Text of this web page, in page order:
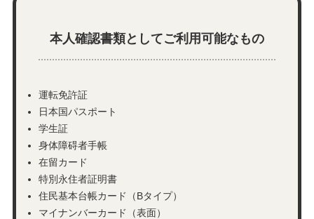
本人確認書類としてご利用可能なもの
運転免許証
日本国パスポート
学生証
身体障碍者手帳
在留カード
特別永住者証明書
住民基本台帳カード（Bタイプ）
マイナンバーカード（表面）